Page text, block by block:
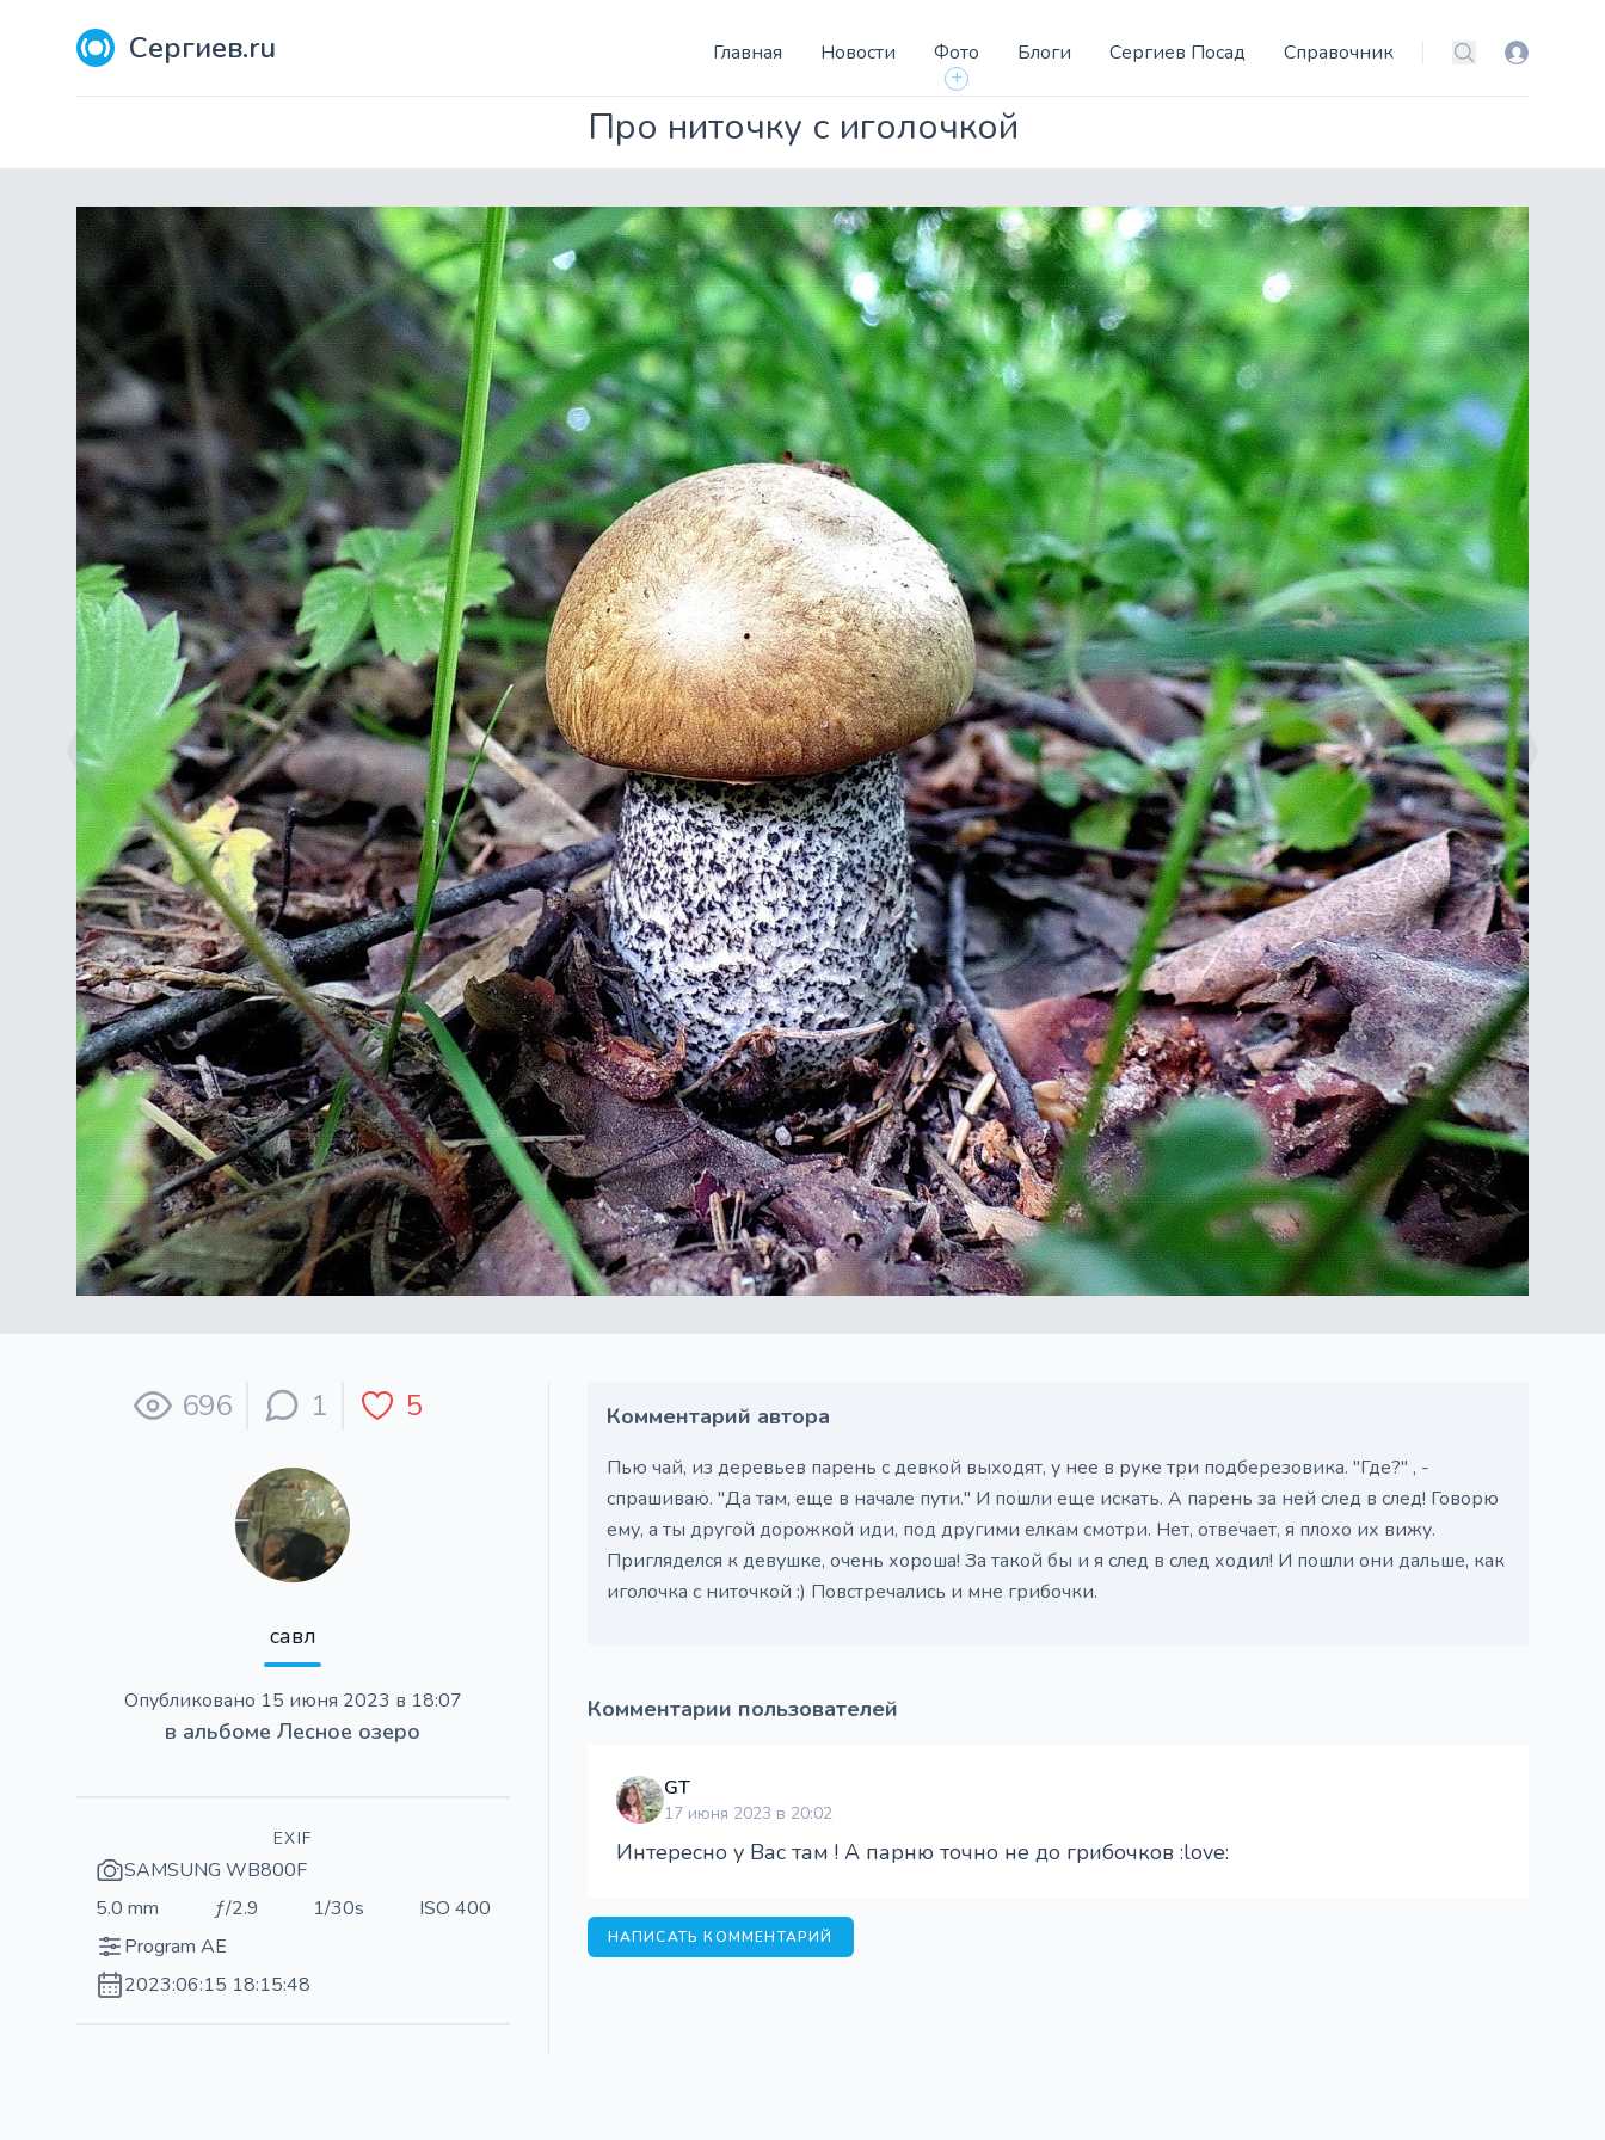
Сергиев.ru Главная Новости
Фото
+
Блоги Сергиев Посад Справочник Поиск Вход
Про ниточку с иголочкой
696 1 5
савл
Опубликовано 15 июня 2023 в 18:07
в альбомеЛесное озеро
EXIF
SAMSUNG WB800F
5.0 mm
ƒ/2.9 1/30s
ISO 400
Program AE
2023:06:15 18:15:48
Комментарий автора
Пью чай, из деревьев парень с девкой выходят, у нее в руке три подберезовика. "Где?" , -
спрашиваю. "Да там, еще в начале пути." И пошли еще искать. А парень за ней след в след! Говорю
ему, а ты другой дорожкой иди, под другими елкам смотри. Нет, отвечает, я плохо их вижу.
Пригляделся к девушке, очень хороша! За такой бы и я след в след ходил! И пошли они дальше, как
иголочка с ниточкой :) Повстречались и мне грибочки.
Комментарии пользователей
GT
17 июня 2023 в 20:02
Интересно у Вас там ! А парню точно не до грибочков :love:
НАПИСАТЬ КОММЕНТАРИЙ